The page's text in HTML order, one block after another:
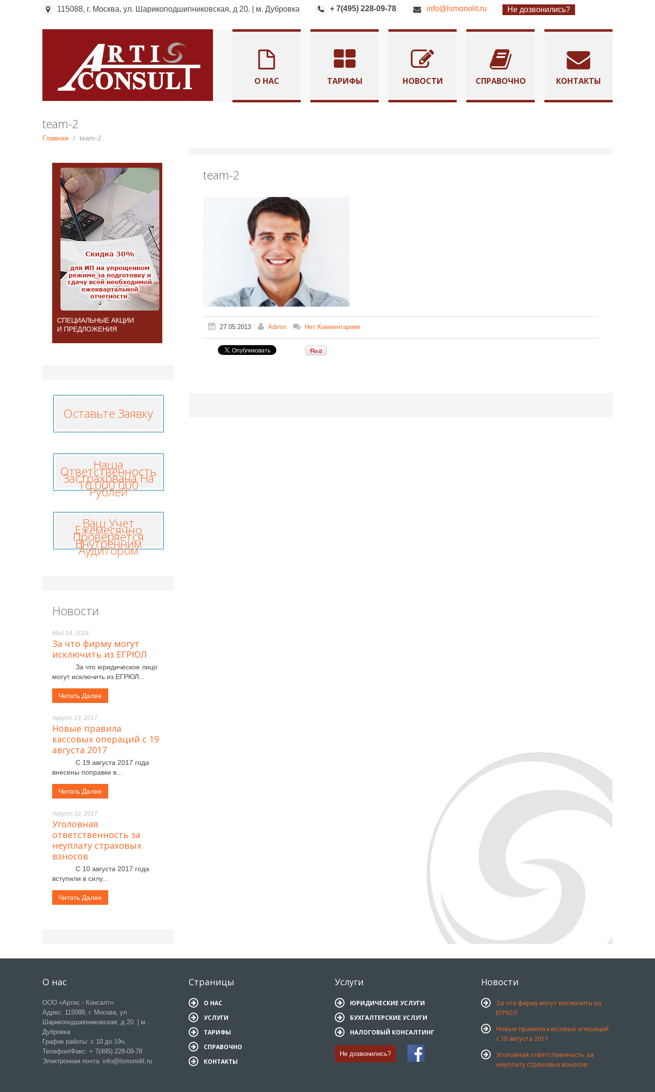
115088, г. Москва, ул. Шарикоподшипниковская, д 20. | м. Дубровка + 7(495) 228-09-78 info@lsmonolit.ru Не дозвонились?
О НАС ТАРИФЫ НОВОСТИ СПРАВОЧНО КОНТАКТЫ
team-2
Главная team-2
team-2
27.05.2013 Admin Нет Комментариев
СПЕЦИАЛЬНЫЕ АКЦИИ
И ПРЕДЛОЖЕНИЯ
Оставьте Заявку
Наша
Ответственность
Застрахована На
10 000 000
Рублей
Ваш Учет
Ежемесячно
Проверяется
Внутренним
Аудитором
Новости
Май 14, 2018
За что фирму могут
исключить из ЕГРЮЛ
За что юридическое лицо
могут исключить из ЕГРЮЛ...
Читать Далее
Август 23, 2017
Новые правила
кассовых операций с 19
августа 2017
С 19 августа 2017 года
внесены поправки в...
Читать Далее
Август 22, 2017
Уголовная
ответственность за
неуплату страховых
взносов
С 10 августа 2017 года
вступили в силу...
Читать Далее
О нас
ООО «Артис - Консалт»
Адрес: 115088, г. Москва, ул.
Шарикоподшипниковская, д 20. | м.
Дубровка
График работы: с 10 до 19ч.
Телефон\Факс: + 7(495) 228-09-78
Электронная почта: info@lsmonolit.ru
Страницы
О НАС
УСЛУГИ
ТАРИФЫ
СПРАВОЧНО
КОНТАКТЫ
Услуги
ЮРИДИЧЕСКИЕ УСЛУГИ
БУХГАЛТЕРСКИЕ УСЛУГИ
НАЛОГОВЫЙ КОНСАЛТИНГ
Не дозвонились?
Новости
За что фирму могут исключить из
ЕГРЮЛ
Новые правила кассовых операций
с 19 августа 2017
Уголовная ответственность за
неуплату страховых взносов